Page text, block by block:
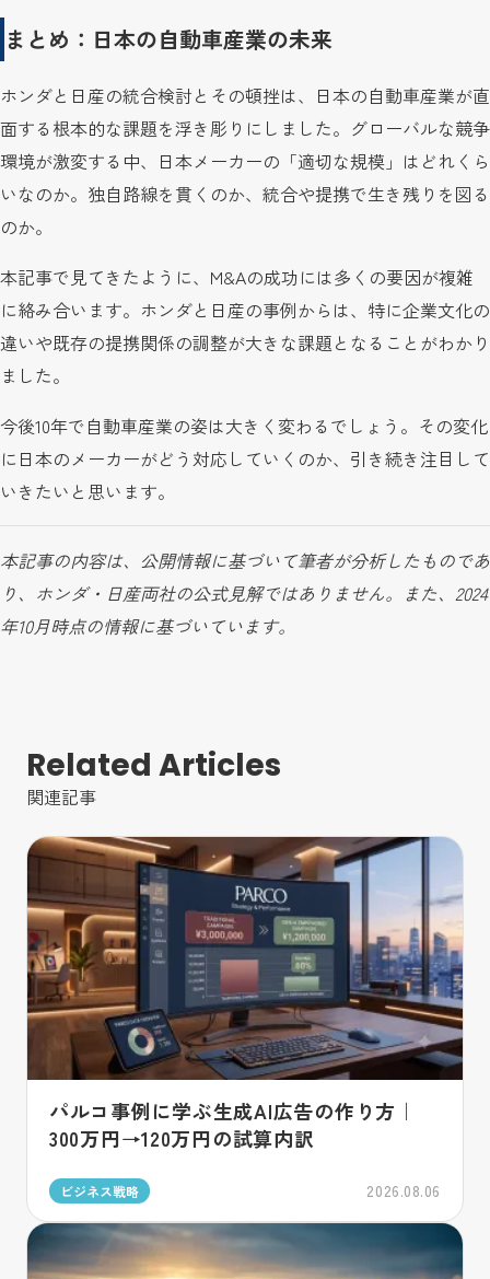
まとめ：日本の自動車産業の未来
ホンダと日産の統合検討とその頓挫は、日本の自動車産業が直
面する根本的な課題を浮き彫りにしました。グローバルな競争
環境が激変する中、日本メーカーの「適切な規模」はどれくら
いなのか。独自路線を貫くのか、統合や提携で生き残りを図る
のか。
本記事で見てきたように、M&Aの成功には多くの要因が複雑
に絡み合います。ホンダと日産の事例からは、特に企業文化の
違いや既存の提携関係の調整が大きな課題となることがわかり
ました。
今後10年で自動車産業の姿は大きく変わるでしょう。その変化
に日本のメーカーがどう対応していくのか、引き続き注目して
いきたいと思います。
本記事の内容は、公開情報に基づいて筆者が分析したものであ
り、ホンダ・日産両社の公式見解ではありません。また、2024
年10月時点の情報に基づいています。
Related Articles
関連記事
パルコ事例に学ぶ生成AI広告の作り方｜
300万円→120万円の試算内訳
ビジネス戦略 2026.08.06